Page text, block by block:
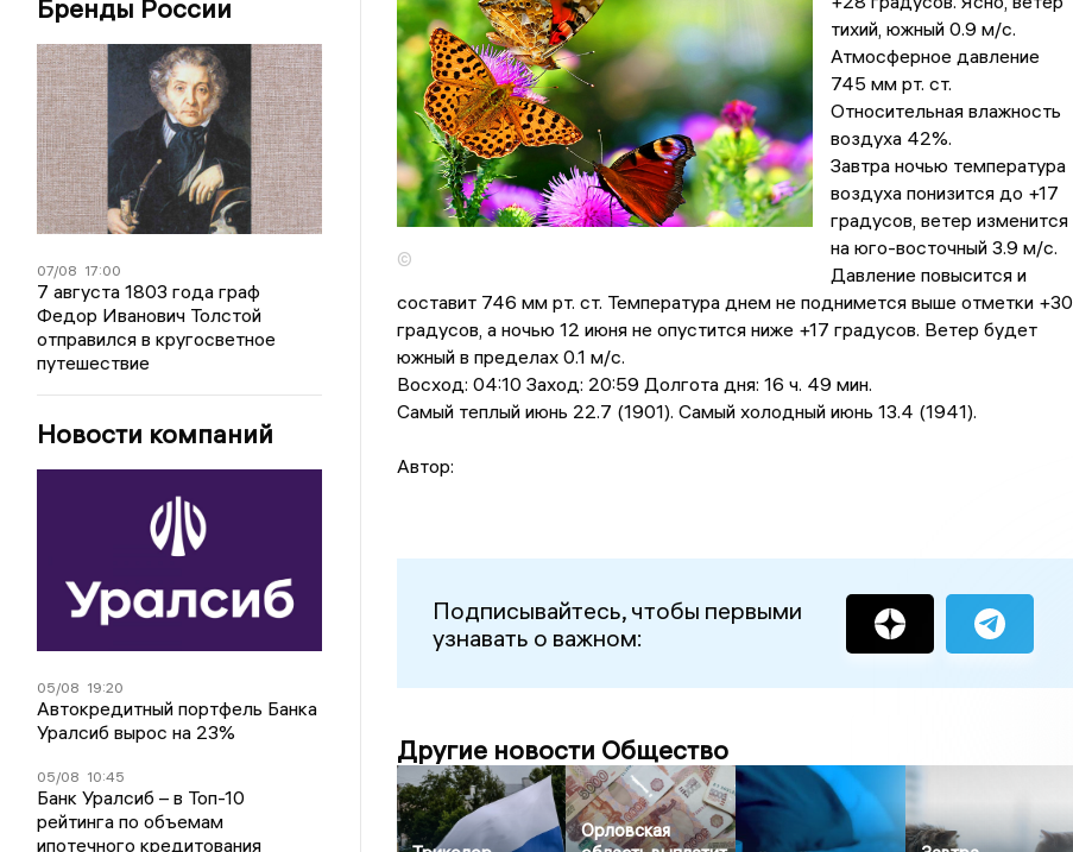
Бренды России
07/08 17:00
7 августа 1803 года граф
Федор Иванович Толстой
отправился в кругосветное
путешествие
Новости компаний
05/08 19:20
Автокредитный портфель Банка
Уралсиб вырос на 23%
05/08 10:45
Банк Уралсиб – в Топ-10
рейтинга по объемам
ипотечного кредитования
©
тихий, южный 0.9 м/с.
Атмосферное давление
745 мм рт. ст.
Относительная влажность
воздуха 42%.
Завтра ночью температура
воздуха понизится до +17
градусов, ветер изменится
на юго-восточный 3.9 м/с.
Давление повысится и
составит 746 мм рт. ст. Температура днем не поднимется выше отметки +30
градусов, a ночью 12 июня не опустится ниже +17 градусов. Ветер будет
южный в пределах 0.1 м/с.
Восход: 04:10 Заход: 20:59 Долгота дня: 16 ч. 49 мин.
Самый теплый июнь 22.7 (1901). Самый холодный июнь 13.4 (1941).
Автор:
Подписывайтесь, чтобы первыми
узнавать о важном:
Другие новости Общество
Орловская